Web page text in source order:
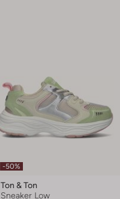
-50%
Ton & Ton
Sneaker Low